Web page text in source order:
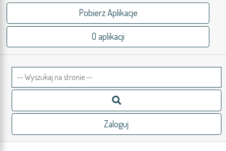
Pobierz Aplikacje
O aplikacji
Zaloguj
Bankowość elektroniczna
Klienci indywidualni i przedsiebiorcy
eBankNet
Pobierz aplikację mobilną BS Kąty Wrocławskie
Aplikacja mobilna - BS Kąty Wrocławskie
Bezpieczna bankowość w smartfonie zawsze pod ręką